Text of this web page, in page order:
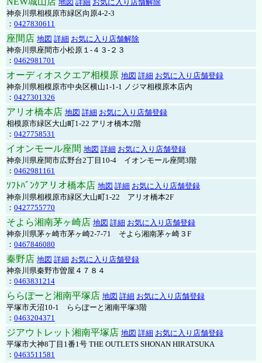
地図 詳細 お気に入り店舗解除
神奈川県相模原市緑区向原4-2-3
： 0427830611
座間店 地図 詳細 お気に入り店舗解除
神奈川県座間市小松原１-４３-２３
： 0462981701
オーディオスクエア相模原 地図 詳細 お気に入り店舗登録
神奈川県相模原市中央区横山1-1-1 ノジマ相模原本店内
： 0427301326
アリオ橋本店 地図 詳細 お気に入り店舗登録
相模原市緑区大山町1-22 アリオ橋本2階
： 0427758531
イオンモール座間 地図 詳細 お気に入り店舗登録
神奈川県座間市広野台2丁目10-4 イオンモール座間3階
： 0462981161
ｿﾌﾄﾊﾞﾝｸアリオ橋本店 地図 詳細 お気に入り店舗登録
神奈川県相模原市緑区大山町1-22 アリオ橋本2F
： 0427755770
そよら湘南茅ヶ崎店 地図 詳細 お気に入り店舗登録
神奈川県茅ヶ崎市茅ヶ崎2‐7‐71 そよら湘南茅ヶ崎３F
： 0467846080
秦野店 地図 詳細 お気に入り店舗登録
神奈川県秦野市曽屋４７８４
： 0463831214
ららぽーと湘南平塚店 地図 詳細 お気に入り店舗登録
平塚市天沼10-1 ららぽーと湘南平塚3階
： 0463204371
ジアウトレット湘南平塚店 地図 詳細 お気に入り店舗登録
平塚市大神8丁目1番1号 THE OUTLETS SHONAN HIRATSUKA
： 0463511581